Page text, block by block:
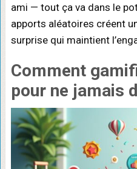
ami — tout ça va dans le
apports aléatoires créent
surprise qui maintient
Comment
pour ne jamais